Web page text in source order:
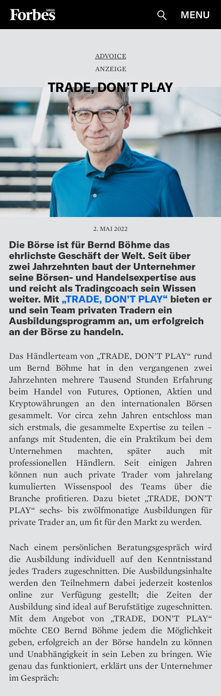
Suche
MENU
ADVOICE
TRADE, DON’T PLAY
2. MAI 2022
Die Börse ist für Bernd Böhme das
ehrlichste Geschäft der Welt. Seit über
zwei Jahrzehnten baut der Unternehmer
seine Börsen- und Handelsexpertise aus
und reicht als Tradingcoach sein Wissen
weiter. Mit „TRADE, DON’T PLAY“ bieten er
und sein Team privaten Tradern ein
Ausbildungs­programm an, um erfolgreich
an der Börse zu handeln.
Das Händlerteam von „TRADE, DON’T PLAY“ rund
um Bernd Böhme hat in den vergangenen zwei
Jahrzehnten mehrere Tausend Stunden Erfahrung
beim Handel von Futures, Optionen, Aktien und
Kryptowährungen an den internationalen Börsen
gesammelt. Vor circa zehn Jahren entschloss man
sich erstmals, die gesammelte Expertise zu teilen –
anfangs mit Studenten, die ein Praktikum bei dem
Unternehmen machten, später auch mit
professionellen Händlern. Seit einigen Jahren
können nun auch private Trader vom jahrelang
kumulierten Wissenspool des Teams über die
Branche profitieren. Dazu bietet „TRADE, DON’T
PLAY“ sechs- bis zwölfmonatige Ausbildungen für
private Trader an, um fit für den Markt zu werden.
Nach einem persönlichen Beratungsgespräch wird
die Ausbildung individuell auf den Kenntnisstand
jedes Traders zugeschnitten. Die Ausbildungsinhalte
werden den Teilnehmern dabei jederzeit kostenlos
online zur Verfügung gestellt; die Zeiten der
Ausbildung sind ideal auf Berufstätige zugeschnitten.
Mit dem Angebot von „TRADE, DON’T PLAY“
möchte CEO Bernd Böhme jedem die Möglichkeit
geben, erfolgreich an der Börse handeln zu können
und Unabhängigkeit in sein Leben zu bringen. Wie
genau das funktioniert, erklärt uns der Unternehmer
im Gespräch: